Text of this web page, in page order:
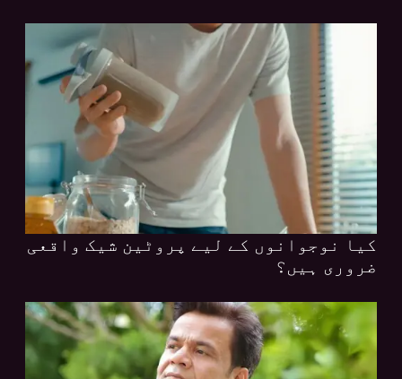
کیا نوجوانوں کے لیے پروٹین شیک واقعی
ضروری ہیں؟